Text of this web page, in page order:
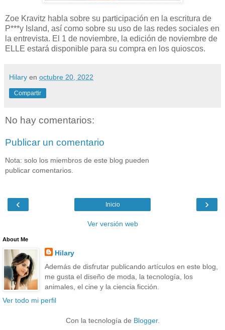
Zoe Kravitz habla sobre su participación en la escritura de
P***y Island, así como sobre su uso de las redes sociales en
la entrevista. El 1 de noviembre, la edición de noviembre de
ELLE estará disponible para su compra en los quioscos.
Hilary en octubre 20, 2022
Compartir
No hay comentarios:
Publicar un comentario
Nota: solo los miembros de este blog pueden
publicar comentarios.
‹ ›
Inicio
Ver versión web
About Me
Hilary
Además de disfrutar publicando artículos en este blog,
me gusta el diseño de moda, la tecnología, los
animales, el cine y la ciencia ficción.
Ver todo mi perfil
Con la tecnología de Blogger.